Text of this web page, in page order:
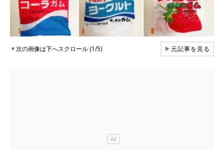
▼次の画像は下へスクロール (1/5) ▶元記事を見る